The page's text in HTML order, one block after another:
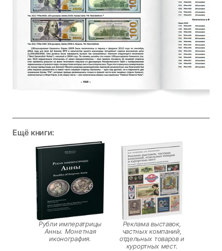
Ещё книги:
Рубли императрицы
Анны. Монетная
иконография.
Реклама выставок,
частных компаний,
отдельных товаров и
курортных мест.